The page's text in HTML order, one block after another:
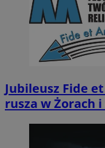
Jubileusz Fide
rusza w Żorach